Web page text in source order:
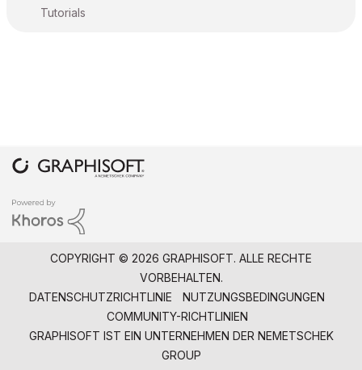
Tutorials
COPYRIGHT © 2026 GRAPHISOFT. ALLE RECHTE
VORBEHALTEN.
DATENSCHUTZRICHTLINIE
NUTZUNGSBEDINGUNGEN
COMMUNITY-RICHTLINIEN
GRAPHISOFT IST EIN UNTERNEHMEN DER NEMETSCHEK
GROUP